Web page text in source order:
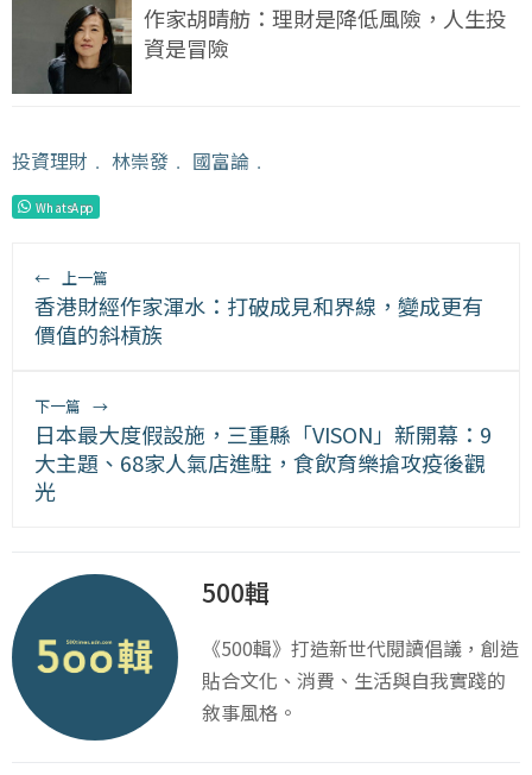
作家胡晴舫：理財是降低風險，人生投
資是冒險
投資理財 ﹒ 林崇發 ﹒ 國富論 ﹒
WhatsApp
← 上一篇
香港財經作家渾水：打破成見和界線，變成更有
價值的斜槓族
下一篇 →
日本最大度假設施，三重縣「VISON」新開幕：9
大主題、68家人氣店進駐，食飲育樂搶攻疫後觀
光
500輯
《500輯》打造新世代閱讀倡議，創造
貼合文化、消費、生活與自我實踐的
敘事風格。